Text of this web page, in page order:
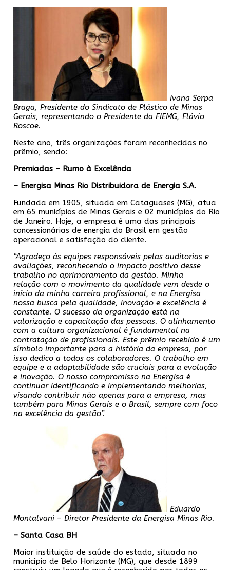
Ivana Serpa
Braga, Presidente do Sindicato de Plástico de Minas
Gerais, representando o Presidente da FIEMG, Flávio
Roscoe.
Neste ano, três organizações foram reconhecidas no
prêmio, sendo:
Premiadas – Rumo à Excelência
– Energisa Minas Rio Distribuidora de Energia S.A.
Fundada em 1905, situada em Cataguases (MG), atua
em 65 municípios de Minas Gerais e 02 municípios do Rio
de Janeiro. Hoje, a empresa é uma das principais
concessionárias de energia do Brasil em gestão
operacional e satisfação do cliente.
“Agradeço às equipes responsáveis pelas auditorias e
avaliações, reconhecendo o impacto positivo desse
trabalho no aprimoramento da gestão. Minha
relação com o movimento da qualidade vem desde o
início da minha carreira profissional, e na Energisa
nossa busca pela qualidade, inovação e excelência é
constante. O sucesso da organização está na
valorização e capacitação das pessoas. O alinhamento
com a cultura organizacional é fundamental na
contratação de profissionais. Este prêmio recebido é um
símbolo importante para a história da empresa, por
isso dedico a todos os colaboradores. O trabalho em
equipe e a adaptabilidade são cruciais para a evolução
e inovação. O nosso compromisso na Energisa é
continuar identificando e implementando melhorias,
visando contribuir não apenas para a empresa, mas
também para Minas Gerais e o Brasil, sempre com foco
na excelência da gestão”.
Eduardo
Montalvani – Diretor Presidente da Energisa Minas Rio.
– Santa Casa BH
Maior instituição de saúde do estado, situada no
município de Belo Horizonte (MG), que desde 1899